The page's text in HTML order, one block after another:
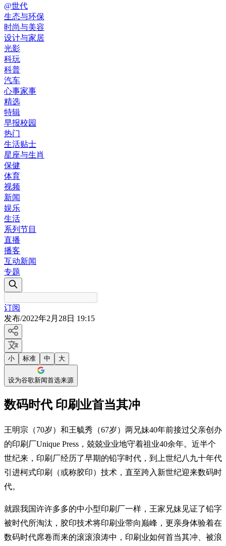
@世代
生态与环保
时尚与美容
设计与家居
光影
科玩
科普
汽车
心事家事
精选
特辑
早报校园
热门
生活贴士
星座与生肖
保健
体育
视频
新闻
娱乐
生活
系列节目
直播
播客
互动新闻
专题
订阅
发布/2022年2月28日 19:15
小 标准 中 大
设为谷歌新闻首选来源
数码时代 印刷业首当其冲
王明宗（70岁）和王毓秀（67岁）两兄妹40年前接过父亲创办
的印刷厂Unique Press，兢兢业业地守着祖业40余年。近半个
世纪来，印刷厂经历了早期的铅字时代，到上世纪八九十年代
引进柯式印刷（或称胶印）技术，直至跨入新世纪迎来数码时
代。
就跟我国许许多多的中小型印刷厂一样，王家兄妹见证了铅字
被时代所淘汰，胶印技术将印刷业带向巅峰，更亲身体验着在
数码时代席卷而来的滚滚浪涛中，印刷业如何首当其冲、被浪